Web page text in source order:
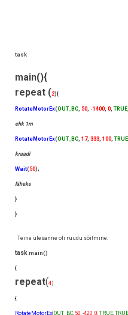
task
main(){
repeat (2
RotateMotorEx(OUT_BC, 50, -1400, 0,TRUE
ehk 1m
RotateMotorEx(OUT_BC, 17, 333, 100,TRUE
kraadi
Wait(50);
läheks
}
}
Teine ülesanne oli ruudu sõitmine:
task main()
{
repeat(4)
{
RotateMotorEx(OUT_BC, 50, -420, 0, TRUE, TRUE